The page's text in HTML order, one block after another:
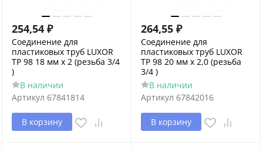
254,54 ₽
Соединение для
пластиковых труб LUXOR
TP 98 18 мм х 2 (резьба 3/4
)
В наличии
Артикул 67841814
В корзину
264,55 ₽
Соединение для
пластиковых труб LUXOR
TP 98 20 мм х 2,0 (резьба
3/4 )
В наличии
Артикул 67842016
В корзину